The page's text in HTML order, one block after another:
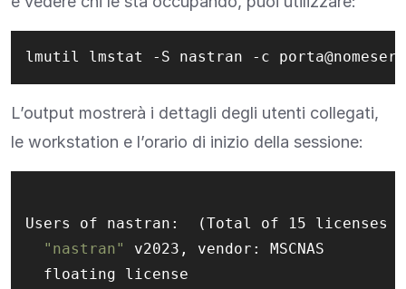
lmutil lmstat -S nastran -c
L’output mostrerà i dettagli degli utenti collegati,
le workstation e l’orario di inizio della sessione:
Users of nastran:  (Total of 15 licenses
"nastran"
v2023, vendor: MSCNAS
  floating license